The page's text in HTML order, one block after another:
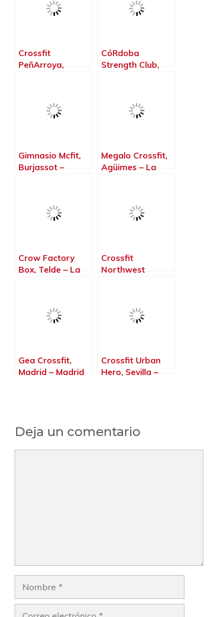
Crossfit
PeñArroya,
CóRdoba
Strength Club,
Gimnasio Mcfit,
Burjassot –
Megalo Crossfit,
Agüimes – La
Crow Factory
Box, Telde – La
Crossfit
Northwest
Gea Crossfit,
Madrid – Madrid
Crossfit Urban
Hero, Sevilla –
Deja un comentario
Nombre
Correo